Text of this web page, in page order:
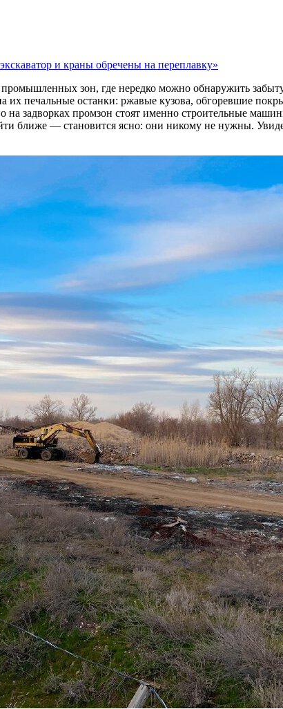
и краны обречены на переплавку»
зон, где нередко можно обнаружить
печальные останки: ржавые кузова, обгоревшие
задворках промзон стоят именно строительные
ближе — становится ясно: они никому не нужны.